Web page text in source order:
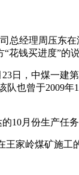
总经理周压东
花钱买进度”的
日，中煤一
也曾于2009
月份生产任
家岭煤矿施工